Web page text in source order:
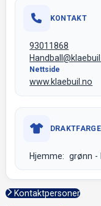
KONTAKT
93011868
Nettside
www.klaebuil.no
Hjemme: grønn -
Kontaktpersoner